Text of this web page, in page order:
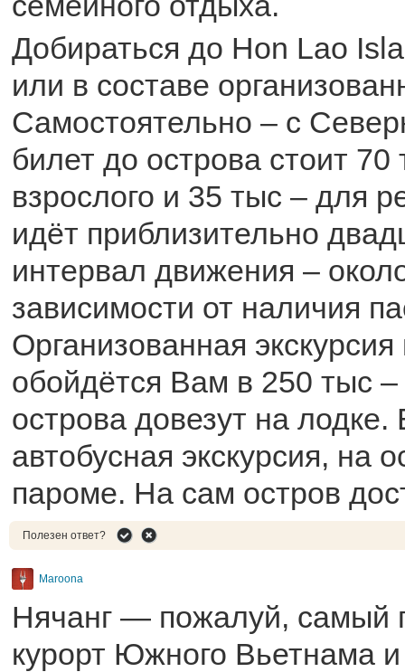
Добираться до Hon Lao
или в составе
Самостоятельно – с
билет до острова стоит 70
взрослого и 35 тыс – для
идёт приблизительно
интервал движения –
зависимости от наличия
Организованная
обойдётся Вам в 250 тыс
острова довезут на
автобусная экскурсия, на
пароме. На сам остров
Полезен ответ?
Maroona
Нячанг — пожалуй, самый
курорт Южного Вьетнама